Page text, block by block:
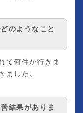
のようなこと
て何件か行きま
ました。
結果がありま